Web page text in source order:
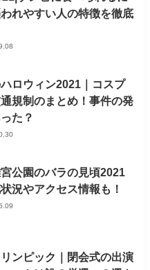
れやすい人の特徴を徹底
ロウィン2021｜コスプ
規制のまとめ！事件の発
た？
公園のバラの見頃2021
状況やアクセス情報も！
ンピック｜閉会式の出演